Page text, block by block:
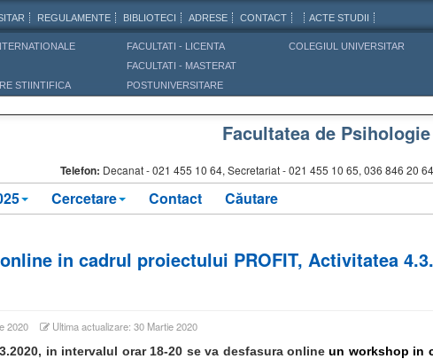
REGULAMENTE BIBLIOTECI ADRESE CONTACT ACTE STUDII
STIINTIFICA
FACULTATI - LICENTA
FACULTATI - MASTERAT
POSTUNIVERSITARE
COLEGIUL UNIVERSITAR
Facultatea de
Telefon: Decanat -021 455 10 64, Secretariat - 021 455 10 65, 036 846 20
Cercetare Contact Căutare
in cadrul proiectului PROFIT, Activitatea
2020
Ultima actualizare: 30 Martie 2020
in intervalul orar 18-20 se va desfasura onlineun workshop in